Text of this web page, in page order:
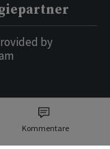
Kommentare
by